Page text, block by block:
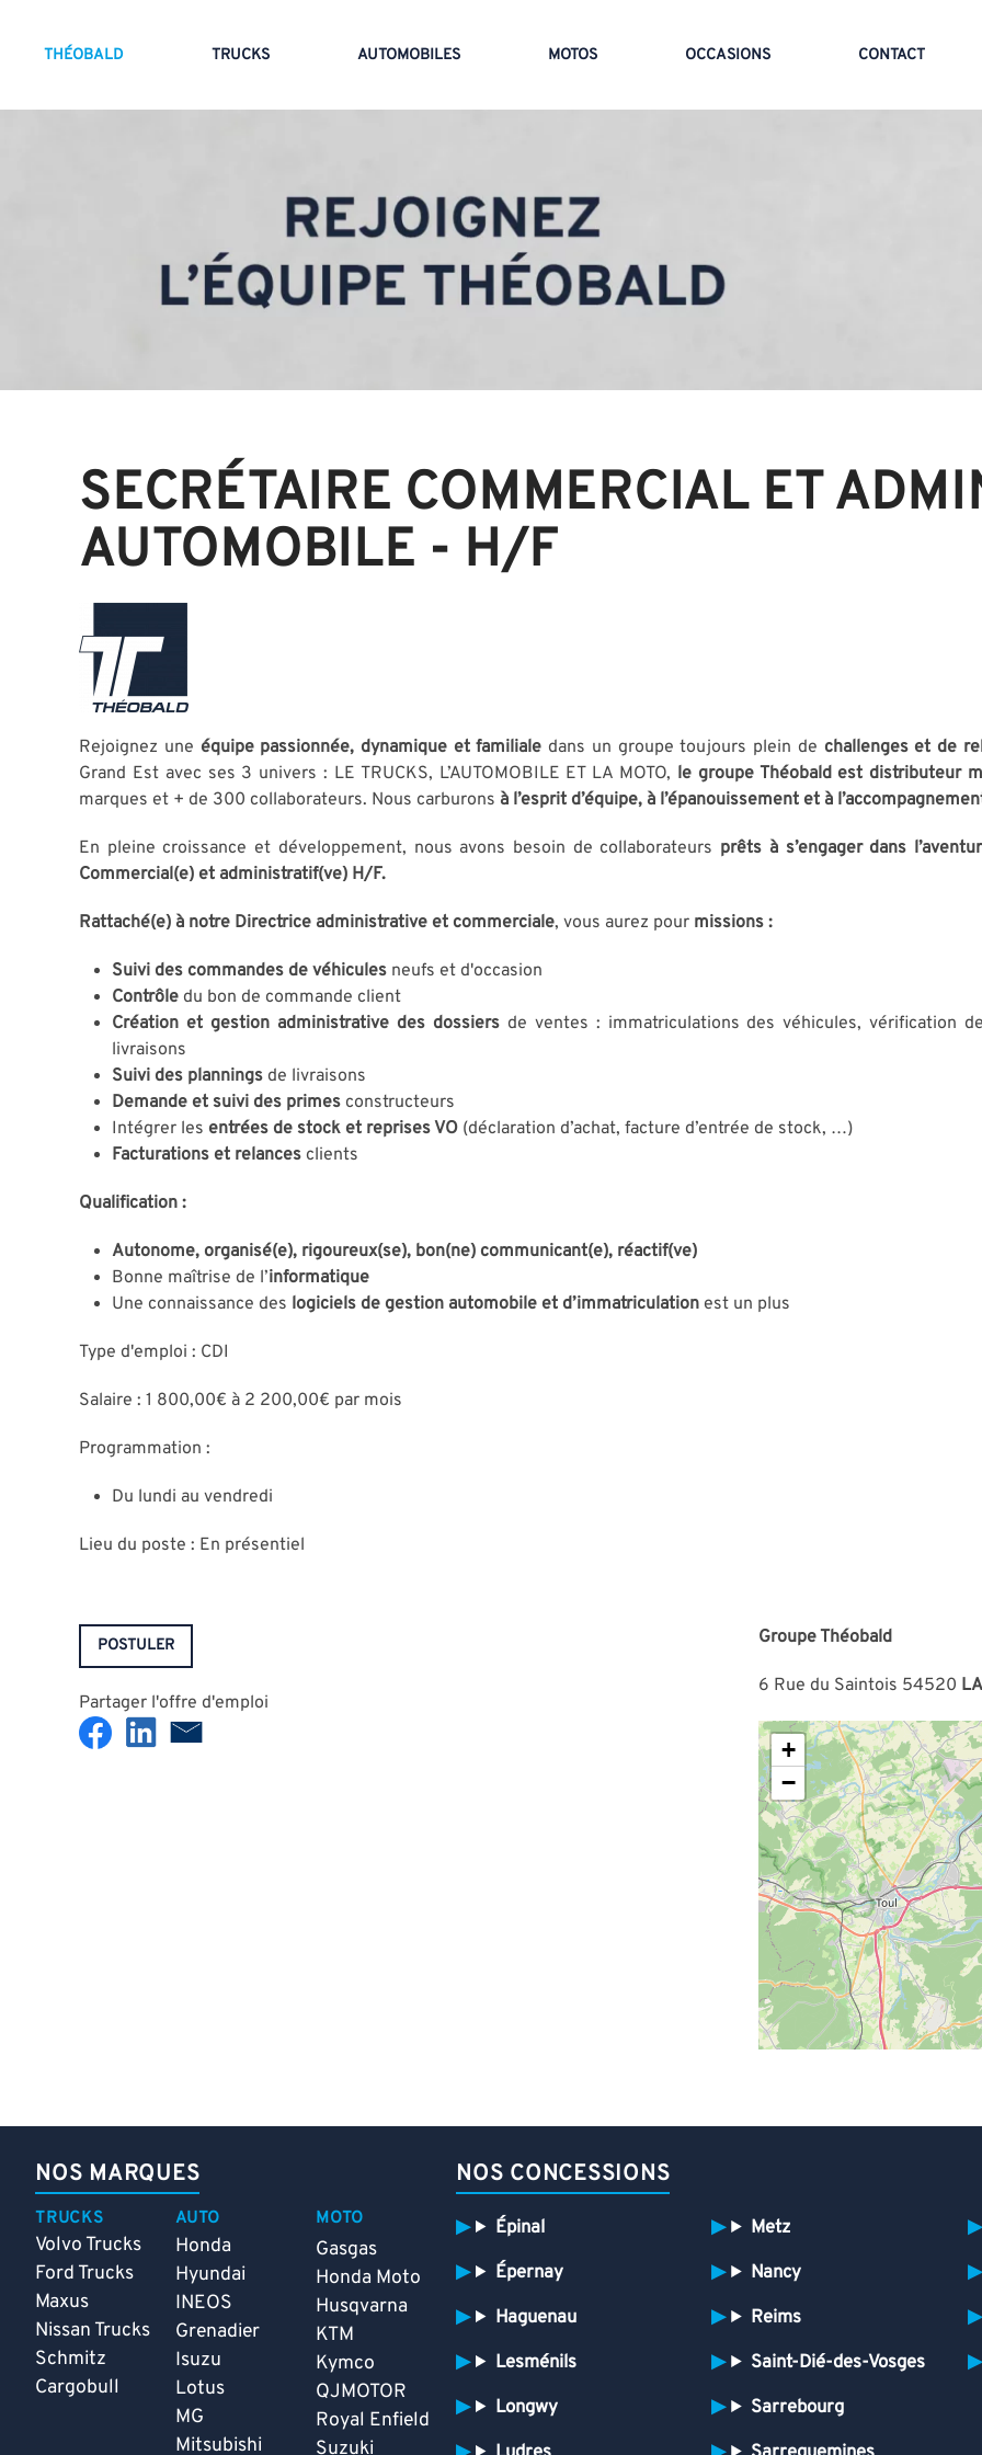
THÉOBALD TRUCKS AUTOMOBILES MOTOS OCCASIONS CONTACT
SECRÉTAIRE COMMERCIAL ET
AUTOMOBILE - H/F
Rejoignez une équipe passionnée, dynamique et familiale dans un groupe toujours plein de challenges et de
Grand Est avec ses 3 univers : LE TRUCKS, L’AUTOMOBILE ET LA MOTO, le groupe Théobald est distributeur
marques et + de 300 collaborateurs. Nous carburons à l’esprit d’équipe, à l’épanouissement et à
En pleine croissance et développement, nous avons besoin de collaborateurs prêts à s’engager dans
Commercial(e) et administratif(ve) H/F.
Rattaché(e) à notre Directrice administrative et commerciale, vous aurez pour missions :
Suivi des commandes de véhicules neufs et d'occasion
Contrôle du bon de commande client
Création et gestion administrative des dossiersde ventes : immatriculations des véhicules, vérification
livraisons
Suivi des plannings de livraisons
Demande et suivi des primes constructeurs
Intégrer les entrées de stock et reprises VO (déclaration d’achat, facture d’entrée de stock, …)
Facturations et relances clients
Qualification :
Autonome, organisé(e), rigoureux(se), bon(ne) communicant(e), réactif(ve)
Bonne maîtrise de l’informatique
Une connaissance des logiciels de gestion automobile et d’immatriculation est un plus
Type d'emploi : CDI
Salaire : 1 800,00€ à 2 200,00€ par mois
Programmation :
Du lundi au vendredi
Lieu du poste : En présentiel
POSTULER
Partager l'offre d'emploi
Groupe Théobald
6 Rue du Saintois 54520
+
−
NOS MARQUES
TRUCKS
Volvo Trucks
Ford Trucks
Maxus
Nissan Trucks
Schmitz
Cargobull
AUTO
Honda
Hyundai
INEOS
Grenadier
Isuzu
Lotus
MG
Mitsubishi
MOTO
Gasgas
Honda Moto
Husqvarna
KTM
Kymco
QJMOTOR
Royal Enfield
Suzuki
NOS CONCESSIONS
Épinal
Épernay
Haguenau
Lesménils
Longwy
Metz
Nancy
Reims
Saint-Dié-des-Vosges
Sarrebourg